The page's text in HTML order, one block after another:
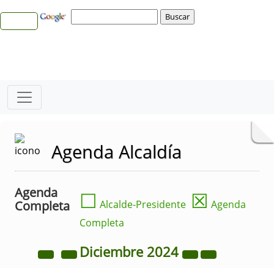
Agenda Alcaldía
Agenda
Completa
☐ Alcalde-Presidente ☒ Agenda
Completa
Diciembre 2024